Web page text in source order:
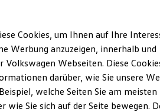
der ID. Modelle
im Winter
Cookies, um Ihnen auf Ihre
Werbung anzuzeigen, innerhalb und
Volkswagen Webseiten. Diese
darüber, wie Sie unsere
welche Seiten Sie am meisten
wie Sie sich auf der Seite bewegen.